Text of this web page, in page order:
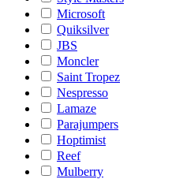
Microsoft
Quiksilver
JBS
Moncler
Saint Tropez
Nespresso
Lamaze
Parajumpers
Hoptimist
Reef
Mulberry